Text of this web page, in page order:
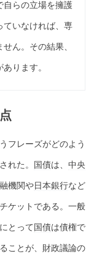
自らの立場を擁護
ていなければ、専
ん。その結果、
ります。
フレーズがどのよう
れた。
国債は、 中央
機関や日本銀行など
ケットである。一般
とって 国債は債権で
ことが、財政議論の